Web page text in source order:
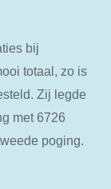
n
bij
totaal, zo is
Zij legde
met 6726
poging.